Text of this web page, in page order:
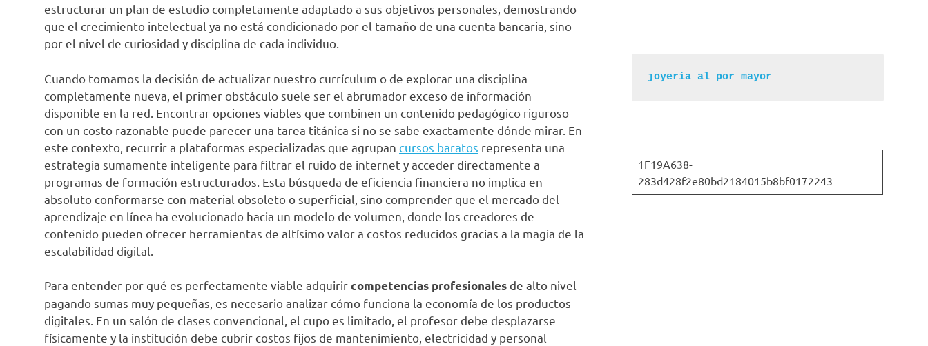
estructurar un plan de estudio completamente adaptado a sus objetivos personales, demostrando
que el crecimiento intelectual ya no está condicionado por el tamaño de una cuenta bancaria, sino
por el nivel de curiosidad y disciplina de cada individuo.
Cuando tomamos la decisión de actualizar nuestro currículum o de explorar una disciplina
completamente nueva, el primer obstáculo suele ser el abrumador exceso de información
disponible en la red. Encontrar opciones viables que combinen un contenido pedagógico riguroso
con un costo razonable puede parecer una tarea titánica si no se sabe exactamente dónde mirar. En
este contexto, recurrir a plataformas especializadas que agrupan cursos baratos representa una
estrategia sumamente inteligente para filtrar el ruido de internet y acceder directamente a
programas de formación estructurados. Esta búsqueda de eficiencia financiera no implica en
absoluto conformarse con material obsoleto o superficial, sino comprender que el mercado del
aprendizaje en línea ha evolucionado hacia un modelo de volumen, donde los creadores de
contenido pueden ofrecer herramientas de altísimo valor a costos reducidos gracias a la magia de la
escalabilidad digital.
Para entender por qué es perfectamente viable adquirircompetencias profesionales de alto nivel
pagando sumas muy pequeñas, es necesario analizar cómo funciona la economía de los productos
digitales. En un salón de clases convencional, el cupo es limitado, el profesor debe desplazarse
físicamente y la institución debe cubrir costos fijos de mantenimiento, electricidad y personal
joyería al por mayor
1F19A638-
283d428f2e80bd2184015b8bf0172243